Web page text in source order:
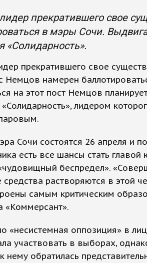
прекратившего свое
в мэры Сочи.
«Солидарность».
прекратившего свое
Немцов намерен
на этот пост Немцов
лидером
Сочи состоятся 26 апреля и
есть все шансы стать
беспредел».
средства растворяются в этой
самым критическим
«Коммерсант».
«несистемная оппозиция» в
участвовать в выборах,
нему обратилась